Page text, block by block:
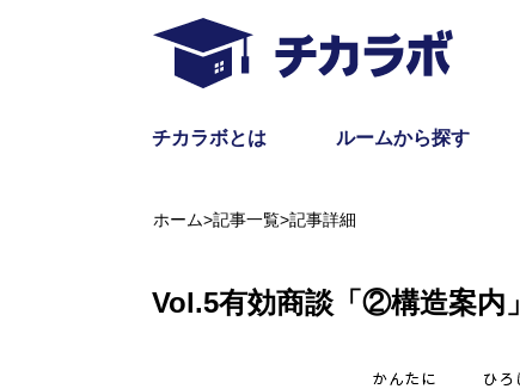
チカラボとは ルームから探す
ホーム>記事一覧>記事詳細
Vol.5有効商談「②構造案内」